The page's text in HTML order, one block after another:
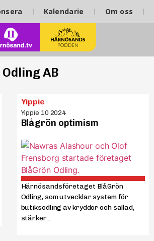
Kalendarie Om oss
AB
Yippie
Yippie 10 2024
Blågrön optimism
Härnösandsföretaget BlåGrön
Odling, som utvecklar system för
butiksodling av kryddor och sallad,
stärker...